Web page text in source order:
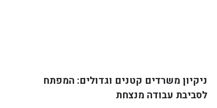
ניקיון משרדים קטנים וגדולים: המפתח
לסביבת עבודה מנצחת